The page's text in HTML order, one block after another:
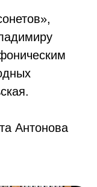
Антонова